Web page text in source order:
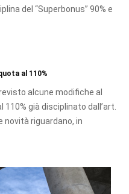
del “Superbonus” 90% e
al 110%
alcune modifiche al
110% già disciplinato dall’art.
novità riguardano, in